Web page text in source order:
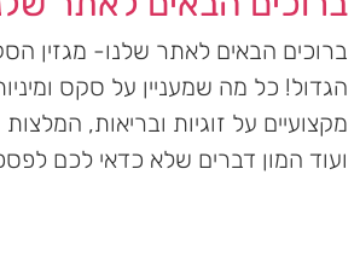
ברוכים הבאים לאתר שלנו- מגזין
הגדול! כל מה שמעניין על סקס
מקצועיים על זוגיות ובריאות, המלצות
ועוד המון דברים שלא כדאי לכם